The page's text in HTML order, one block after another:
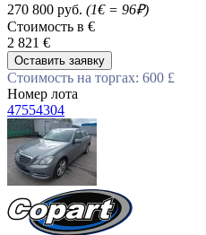
270 800 руб. (1€ = 96₽)
Стоимость в €
2 821 €
Оставить заявку
Стоимость на торгах: 600 £
Номер лота
47554304